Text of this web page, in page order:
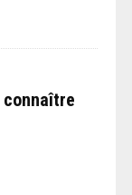
connaître